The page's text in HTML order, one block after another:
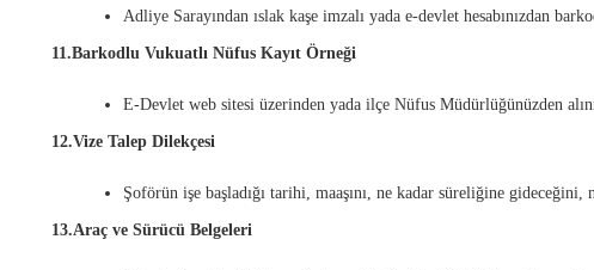
Adliye Sarayından ıslak kaşe imzalı yada e-devlet hesabınızdan
11.Barkodlu Vukuatlı Nüfus Kayıt Örneği
E-Devlet web sitesi üzerinden yada ilçe Nüfus Müdürlüğünüzden
12.Vize Talep Dilekçesi
Şoförün işe başladığı tarihi, maaşını, ne kadar süreliğine
13.Araç ve Sürücü Belgeleri